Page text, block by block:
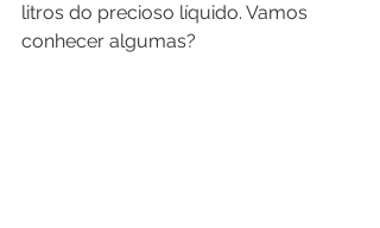
litros do precioso líquido. Vamos
conhecer algumas?